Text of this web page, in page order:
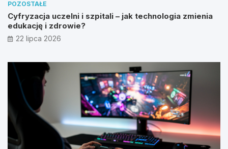
POZOSTAŁE
Cyfryzacja uczelni i szpitali – jak technologia zmienia
edukację i zdrowie?
22 lipca 2026